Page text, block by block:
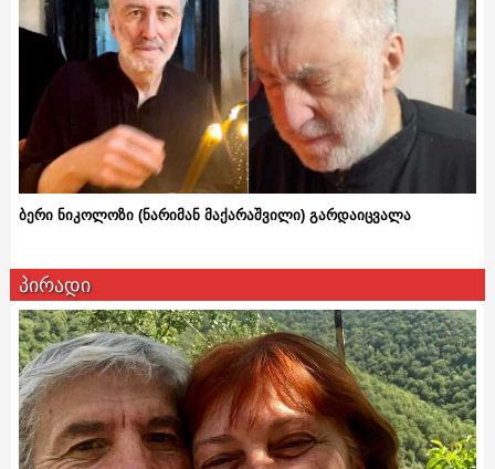
ბერი ნიკოლოზი (ნარიმან მაქარაშვილი) გარდაიცვალა
პირადი